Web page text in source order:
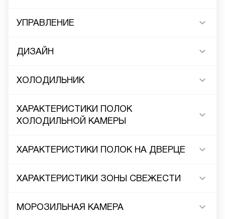
УПРАВЛЕНИЕ
ДИЗАЙН
ХОЛОДИЛЬНИК
ХАРАКТЕРИСТИКИ ПОЛОК
ХОЛОДИЛЬНОЙ КАМЕРЫ
ХАРАКТЕРИСТИКИ ПОЛОК НА ДВЕРЦЕ
ХАРАКТЕРИСТИКИ ЗОНЫ СВЕЖЕСТИ
МОРОЗИЛЬНАЯ КАМЕРА